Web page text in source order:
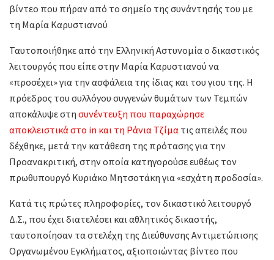
βίντεο που πήραν από το σημείο της συνάντησής του με
τη Μαρία Καρυστιανού
Ταυτοποιήθηκε από την Ελληνική Αστυνομία ο δικαστικός
λειτουργός που είπε στην Μαρία Καρυστιανού να
«προσέχει» για την ασφάλεια της ίδιας και του γιου της. Η
πρόεδρος του συλλόγου συγγενών θυμάτων των Τεμπών
αποκάλυψε στη συνέντευξη που παραχώρησε
αποκλειστικά στο in και τη Ράνια Τζίμα τις απειλές που
δέχθηκε, μετά την κατάθεση της πρότασης για την
Προανακριτική, στην οποία κατηγορούσε ευθέως τον
πρωθυπουργό Κυριάκο Μητσοτάκη για «εσχάτη προδοσία».
Κατά τις πρώτες πληροφορίες, τον δικαστικό λειτουργό
Δ.Σ., που έχει διατελέσει και αθλητικός δικαστής,
ταυτοποίησαν τα στελέχη της Διεύθυνσης Αντιμετώπισης
Οργανωμένου Εγκλήματος, αξιοποιώντας βίντεο που